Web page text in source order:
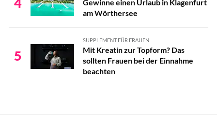
Gewinne einen Urlaub in Klagenfurt
am Wörthersee
5
SUPPLEMENT FÜR FRAUEN
Mit Kreatin zur Topform? Das
sollten Frauen bei der Einnahme
beachten